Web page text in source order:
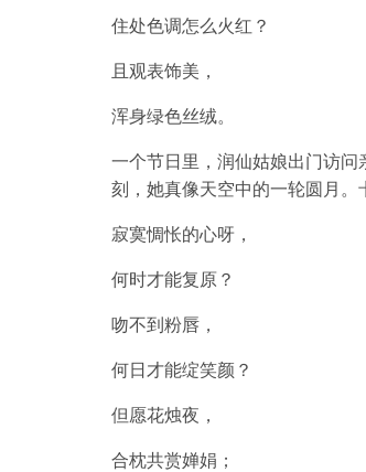
住处色调怎么火红？
且观表饰美，
浑身绿色丝绒。
一个节日里，润仙姑娘出门访
刻，她真像天空中的一轮圆月。
寂寞惆怅的心呀，
何时才能复原？
吻不到粉唇，
何日才能绽笑颜？
但愿花烛夜，
合枕共赏婵娟；